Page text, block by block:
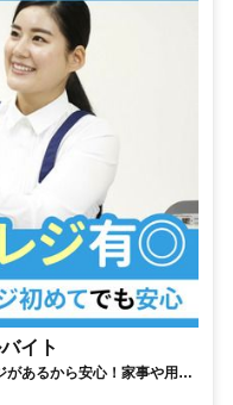
イト
あるから安心！家事や用事